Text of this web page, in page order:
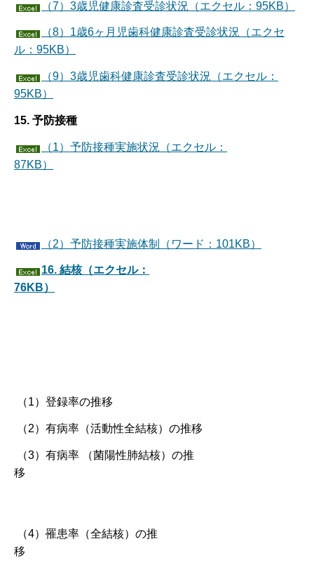
（7）3歳児健康診査受診状況（エクセル：95KB）
（8）1歳6ヶ月児歯科健康診査受診状況（エクセ
ル：95KB）
（9）3歳児歯科健康診査受診状況（エクセル：
95KB）
15. 予防接種
（1）予防接種実施状況（エクセル：
87KB）
（2）予防接種実施体制（ワード：101KB）
16. 結核（エクセル：
76KB）
（1）登録率の推移
（2）有病率（活動性全結核）の推移
（3）有病率 （菌陽性肺結核）の推
移
（4）罹患率（全結核）の推
移